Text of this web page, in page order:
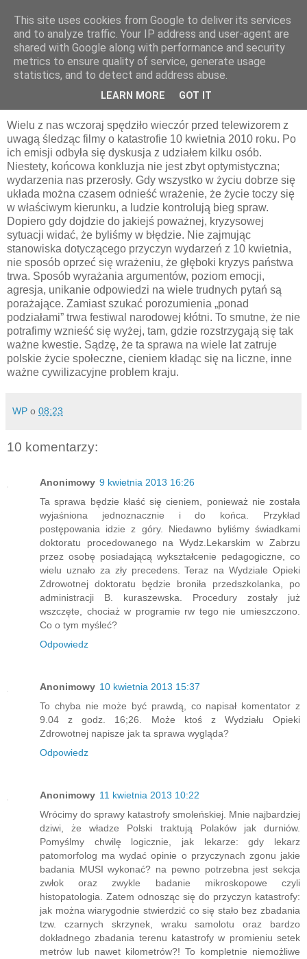
pluskiewicz.blogspot.com
wtorek, 9 kwietnia 2013
Wielu z nas wczoraj spędziło wieczór przed telewizorem z
uwagą śledząc filmy o katastrofie 10 kwietnia 2010 roku. Po
ich emisji odbyła się dyskusja z udziałem kilku osób.
Niestety, końcowa konkluzja nie jest zbyt optymistyczna;
wydarzenia nas przerosły. Gdy wszystko w życiu dobrze się
układa można czasem odnieść wrażenie, że życie toczy się
w właściwym kierunku, a ludzie kontrolują bieg spraw.
Dopiero gdy dojdzie do jakiejś poważnej, kryzysowej
sytuacji widać, że byliśmy w błędzie. Nie zajmując
stanowiska dotyczącego przyczyn wydarzeń z 10 kwietnia,
nie sposób oprzeć się wrażeniu, że głęboki kryzys państwa
trwa. Sposób wyrażania argumentów, poziom emocji,
agresja, unikanie odpowiedzi na wiele trudnych pytań są
porażające. Zamiast szukać porozumienia „ponad
podziałami” trwa festiwal narodowej kłótni. To smutne, że nie
potrafimy wznieść się wyżej, tam, gdzie rozstrzygają się tak
ważne kwestie. Sądzę, że ta sprawa na wiele lat zatruje
polskie życie społeczne, cieniem kładąc się na liczne, inne
ważne cywilizacyjne problem kraju.
WP o 08:23
10 komentarzy:
Anonimowy 9 kwietnia 2013 16:26
Ta sprawa będzie kłaść się cieniem, ponieważ nie została
wyjaśniona jednoznacznie i do końca. Przykład
postępowania idzie z góry. Niedawno byliśmy świadkami
doktoratu procedowanego na Wydz.Lekarskim w Zabrzu
przez osobę posiadającą wykształcenie pedagogiczne, co
wielu uznało za zły precedens. Teraz na Wydziale Opieki
Zdrowotnej doktoratu będzie broniła przedszkolanka, po
administracji B. kuraszewska. Procedury zostały już
wszczęte, chociaż w programie rw tego nie umieszczono.
Co o tym myśleć?
Odpowiedz
Anonimowy 10 kwietnia 2013 15:37
To chyba nie może być prawdą, co napisał komentator z
9.04 z godz. 16;26. Może ktoś z Wydziału Opieki
Zdrowotnej napisze jak ta sprawa wygląda?
Odpowiedz
Anonimowy 11 kwietnia 2013 10:22
Wrócimy do sprawy katastrofy smoleńskiej. Mnie najbardziej
dziwi, że władze Polski traktują Polaków jak durniów.
Pomyślmy chwilę logicznie, jak lekarze: gdy lekarz
patomorfolog ma wydać opinie o przyczynach zgonu jakie
badania MUSI wykonać? na pewno potrzebna jest sekcja
zwłok oraz zwykle badanie mikroskopowe czyli
histopatologia. Zatem odnosząc się do przyczyn katastrofy:
jak można wiarygodnie stwierdzić co się stało bez zbadania
tzw. czarnych skrzynek, wraku samolotu oraz bardzo
dokładnego zbadania terenu katastrofy w promieniu setek
metrów lub nawet kilometrów?! To kompletnie niemożliwe
This site uses cookies from Google to deliver its services
and to analyze traffic. Your IP address and user-agent are
shared with Google along with performance and security
metrics to ensure quality of service, generate usage
statistics, and to detect and address abuse.
LEARN MORE GOT IT